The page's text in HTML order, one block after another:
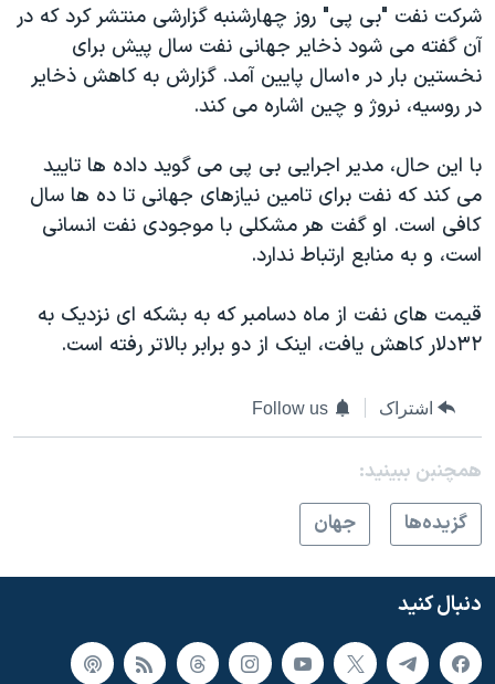
شرکت نفت "بی پی" روز چهارشنبه گزارشی منتشر کرد که در
آن گفته می شود ذخایر جهانی نفت سال پیش برای
نخستین بار در ۱۰سال پایین آمد. گزارش به کاهش ذخایر
در روسیه، نروژ و چین اشاره می کند.
با این حال، مدیر اجرایی بی پی می گوید داده ها تایید
می کند که نفت برای تامین نیازهای جهانی تا ده ها سال
کافی است. او گفت هر مشکلی با موجودی نفت انسانی
است، و به منابع ارتباط ندارد.
قیمت های نفت از ماه دسامبر که به بشکه ای نزدیک به
۳۲دلار کاهش یافت، اینک از دو برابر بالاتر رفته است.
اشتراک Follow us
همچنبن ببینید:
گزيده‌ها
جهان
دنبال کنید